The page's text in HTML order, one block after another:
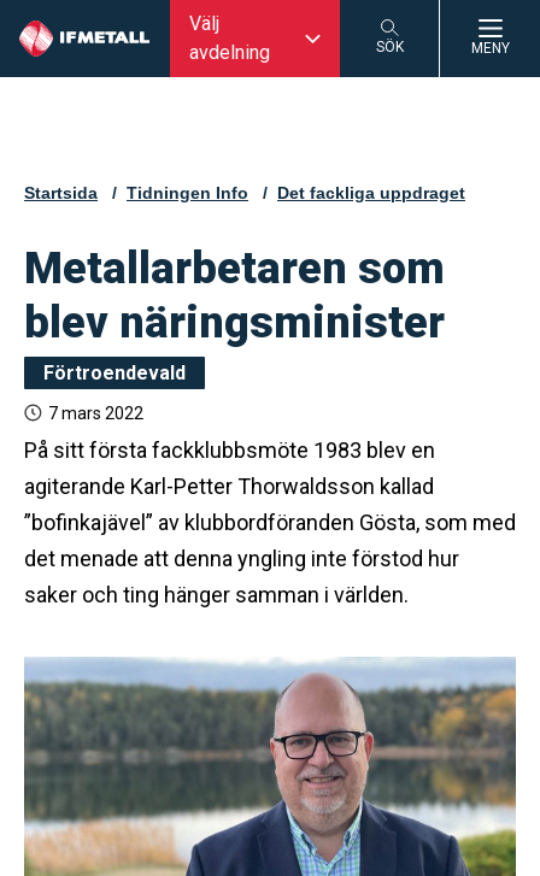
Välj
avdelning
SÖK MENY
Startsida Tidningen Info Det fackliga uppdraget
Metallarbetaren som
blev näringsminister
Förtroendevald
7 mars 2022
På sitt första fackklubbsmöte 1983 blev en
agiterande Karl-Petter Thorwaldsson kallad
”bofinkajävel” av klubbordföranden Gösta, som med
det menade att denna yngling inte förstod hur
saker och ting hänger samman i världen.